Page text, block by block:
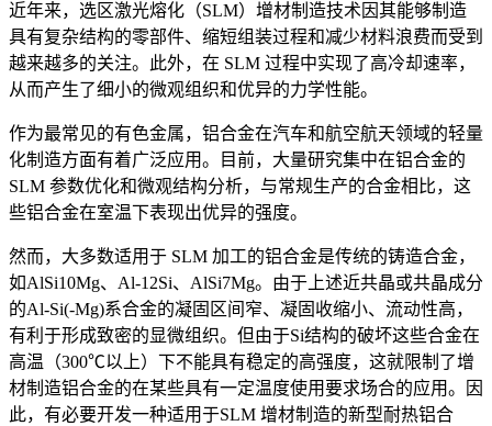
近年来，选区激光熔化（SLM）增材制造技术因其能够制造
具有复杂结构的零部件、缩短组装过程和减少材料浪费而受到
越来越多的关注。此外，在 SLM 过程中实现了高冷却速率，
从而产生了细小的微观组织和优异的力学性能。
作为最常见的有色金属，铝合金在汽车和航空航天领域的轻量
化制造方面有着广泛应用。目前，大量研究集中在铝合金的
SLM 参数优化和微观结构分析，与常规生产的合金相比，这
些铝合金在室温下表现出优异的强度。
然而，大多数适用于 SLM 加工的铝合金是传统的铸造合金，
如AlSi10Mg、Al-12Si、AlSi7Mg。由于上述近共晶或共晶成分
的Al-Si(-Mg)系合金的凝固区间窄、凝固收缩小、流动性高，
有利于形成致密的显微组织。但由于Si结构的破坏这些合金在
高温（300℃以上）下不能具有稳定的高强度，这就限制了增
材制造铝合金的在某些具有一定温度使用要求场合的应用。因
此，有必要开发一种适用于SLM 增材制造的新型耐热铝合